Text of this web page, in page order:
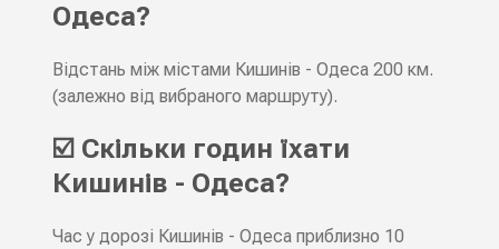
Одеса?
Відстань між містами Кишинів - Одеса 200 км.
(залежно від вибраного маршруту).
☑️ Скільки годин їхати
Кишинів - Одеса?
Час у дорозі Кишинів - Одеса приблизно 10